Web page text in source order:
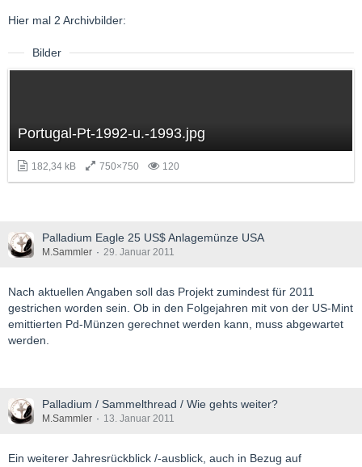
Hier mal 2 Archivbilder:
Bilder
Portugal-Pt-1992-u.-1993.jpg
182,34 kB 750×750 120
Palladium Eagle 25 US$ Anlagemünze USA
M.Sammler 29. Januar 2011
Nach aktuellen Angaben soll das Projekt zumindest für 2011
gestrichen worden sein. Ob in den Folgejahren mit von der US-Mint
emittierten Pd-Münzen gerechnet werden kann, muss abgewartet
werden.
Palladium / Sammelthread / Wie gehts weiter?
M.Sammler 13. Januar 2011
Ein weiterer Jahresrückblick /-ausblick, auch in Bezug auf